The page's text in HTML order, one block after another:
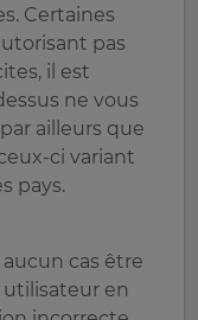
Certaines
pas
il est
ne vous
ailleurs que
ci variant
pays.
cas être
utilisateur en